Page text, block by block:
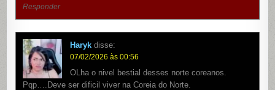
Responder
Haryk disse:
07/02/2026 às 00:56
OLha o nivel bestial desses norte coreanos.
Pqp….Deve ser dificil viver na Coreia do Norte.